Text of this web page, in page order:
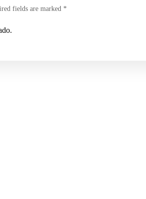
fields are marked *